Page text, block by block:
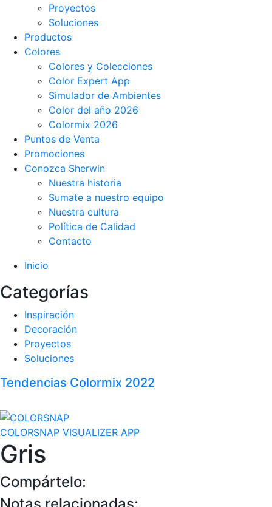
Proyectos
Soluciones
Productos
Colores
Colores y Colecciones
Color Expert App
Simulador de Ambientes
Color del año 2026
Colormix 2026
Puntos de Venta
Promociones
Conozca Sherwin
Nuestra historia
Sumate a nuestro equipo
Nuestra cultura
Política de Calidad
Contacto
Inicio
Categorías
Inspiración
Decoración
Proyectos
Soluciones
Tendencias Colormix 2022
COLORSNAP VISUALIZER APP
Gris
Compártelo:
Notas relacionadas: